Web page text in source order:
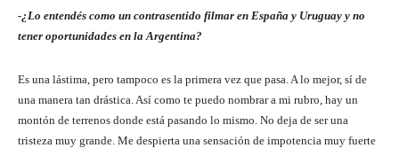
-¿Lo entendés como un contrasentido filmar en España y Uruguay y no
tener oportunidades en la Argentina?
Es una lástima, pero tampoco es la primera vez que pasa. A lo mejor, sí de
una manera tan drástica. Así como te puedo nombrar a mi rubro, hay un
montón de terrenos donde está pasando lo mismo. No deja de ser una
tristeza muy grande. Me despierta una sensación de impotencia muy fuerte